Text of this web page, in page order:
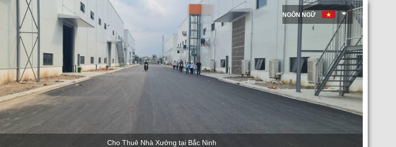
Cho Thuê Nhà Xưởng tại Bắc Giang
NGÔN NGỮ